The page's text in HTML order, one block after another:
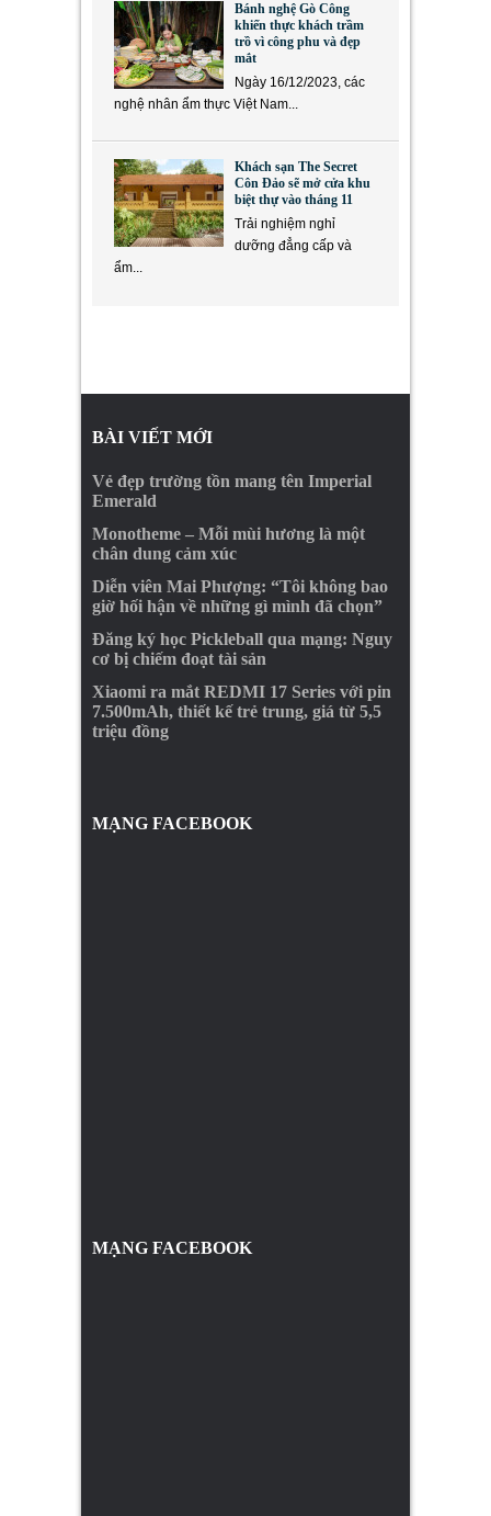
Bánh nghệ Gò Công
khiến thực khách trầm
trồ vì công phu và đẹp
mắt
Ngày 16/12/2023, các
nghệ nhân ẩm thực Việt Nam...
Khách sạn The Secret
Côn Đảo sẽ mở cửa khu
biệt thự vào tháng 11
Trải nghiệm nghỉ
dưỡng đẳng cấp và
ẩm...
BÀI VIẾT MỚI
Vẻ đẹp trường tồn mang tên Imperial
Emerald
Monotheme – Mỗi mùi hương là một
chân dung cảm xúc
Diễn viên Mai Phượng: “Tôi không bao
giờ hối hận về những gì mình đã chọn”
Đăng ký học Pickleball qua mạng: Nguy
cơ bị chiếm đoạt tài sản
Xiaomi ra mắt REDMI 17 Series với pin
7.500mAh, thiết kế trẻ trung, giá từ 5,5
triệu đồng
MẠNG FACEBOOK
MẠNG FACEBOOK